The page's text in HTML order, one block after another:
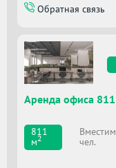
Обратная связь
Аренда офиса
811
м2
чел.